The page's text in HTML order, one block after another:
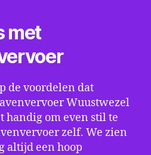
met
de voordelen dat
Wuustwezel
handig om even stil te
zelf. We zien
altijd een hoop